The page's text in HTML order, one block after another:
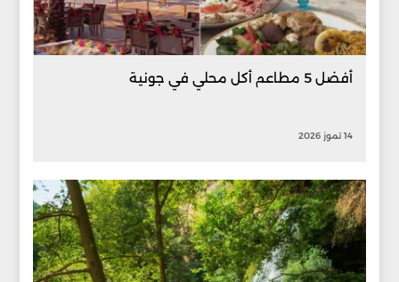
أفضل 5 مطاعم أكل محلي في جونية
14 تموز 2026